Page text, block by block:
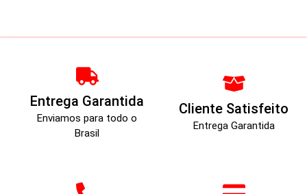
Entrega Garantida
Enviamos para todo o
Brasil
Cliente Satisfeito
Entrega Garantida